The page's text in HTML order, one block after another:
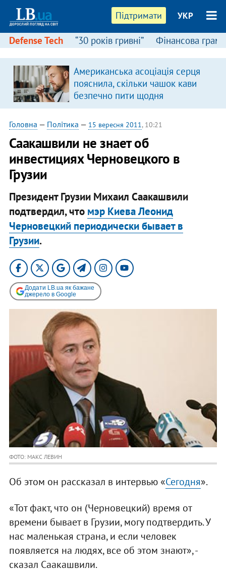
Підтримати УКР
Defense Tech “30 років гривні” Фінансова
Американська асоціація серця
пояснила, скільки чашок кави
безпечно пити щодня
Головна — Політика — 15 вересня 2011, 10:21
Саакашвили не знает об
инвестициях Черновецкого в
Грузии
Президент Грузии Михаил Саакашвили
подтвердил, что мэр Киева Леонид
Черновецкий периодически бывает в
Грузии.
Додати LB.ua як бажане
джерело в Google
ФОТО: МАКС ЛЕВИН
Об этом он рассказал в интервью «Сегодня».
«Тот факт, что он (Черновецкий) время от
времени бывает в Грузии, могу подтвердить. У
нас маленькая страна, и если человек
появляется на людях, все об этом знают», -
сказал Саакашвили.